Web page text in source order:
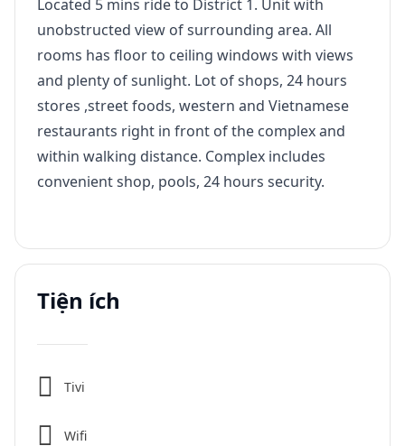
Located 5 mins ride to District 1. Unit with
unobstructed view of surrounding area. All
rooms has floor to ceiling windows with views
and plenty of sunlight. Lot of shops, 24 hours
stores ,street foods, western and Vietnamese
restaurants right in front of the complex and
within walking distance. Complex includes
convenient shop, pools, 24 hours security.
Tiện ích
Tivi
Wifi